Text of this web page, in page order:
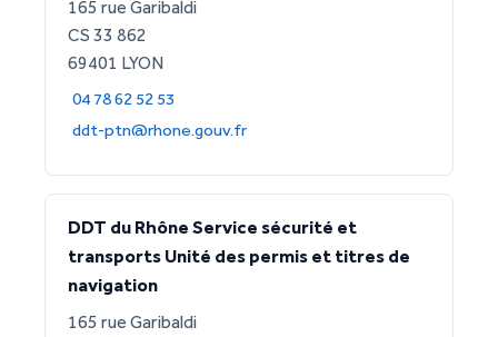
165 rue Garibaldi
CS 33 862
69401 LYON
04 78 62 52 53
ddt-ptn@rhone.gouv.fr
DDT du Rhône Service sécurité et
transports Unité des permis et titres de
navigation
165 rue Garibaldi